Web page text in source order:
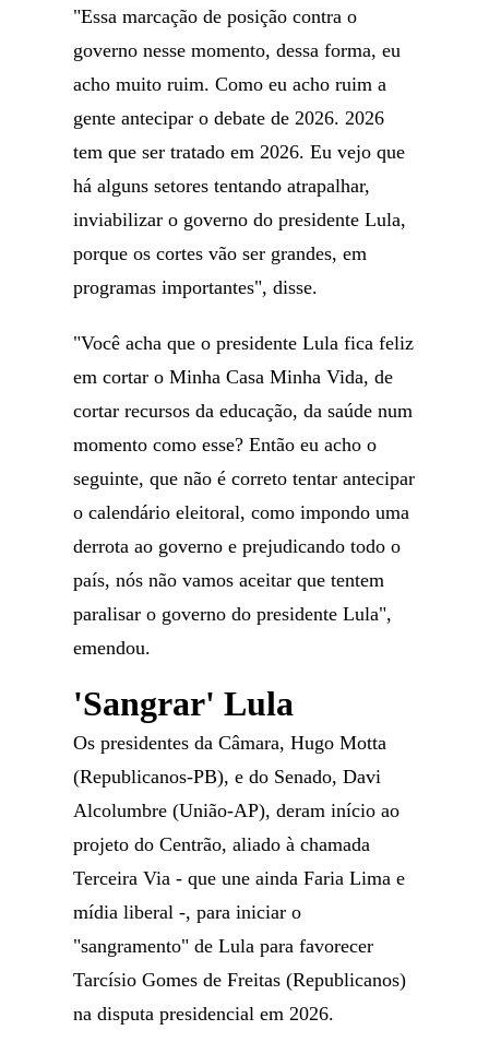
"Essa marcação de posição contra o
governo nesse momento, dessa forma, eu
acho muito ruim. Como eu acho ruim a
gente antecipar o debate de 2026. 2026
tem que ser tratado em 2026. Eu vejo que
há alguns setores tentando atrapalhar,
inviabilizar o governo do presidente Lula,
porque os cortes vão ser grandes, em
programas importantes", disse.
"Você acha que o presidente Lula fica feliz
em cortar o Minha Casa Minha Vida, de
cortar recursos da educação, da saúde num
momento como esse? Então eu acho o
seguinte, que não é correto tentar antecipar
o calendário eleitoral, como impondo uma
derrota ao governo e prejudicando todo o
país, nós não vamos aceitar que tentem
paralisar o governo do presidente Lula",
emendou.
'Sangrar' Lula
Os presidentes da Câmara, Hugo Motta
(Republicanos-PB), e do Senado, Davi
Alcolumbre (União-AP), deram início ao
projeto do Centrão, aliado à chamada
Terceira Via - que une ainda Faria Lima e
mídia liberal -, para iniciar o
"sangramento" de Lula para favorecer
Tarcísio Gomes de Freitas (Republicanos)
na disputa presidencial em 2026.